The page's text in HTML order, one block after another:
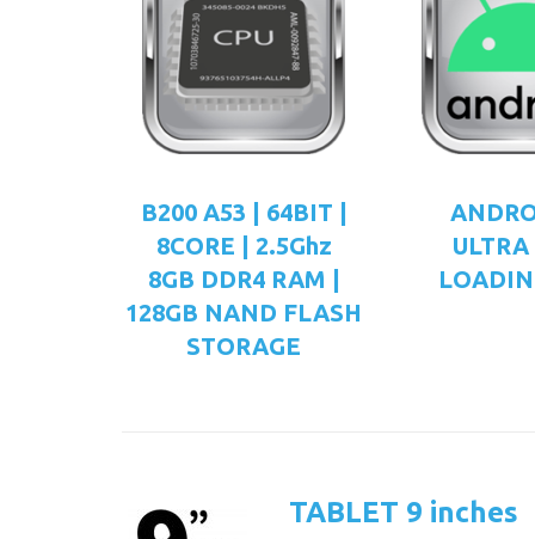
B200 A53 | 64BIT |
8CORE | 2.5Ghz
8GB DDR4 RAM |
128GB NAND FLASH
STORAGE
ULTRA
TABLET 9 inches